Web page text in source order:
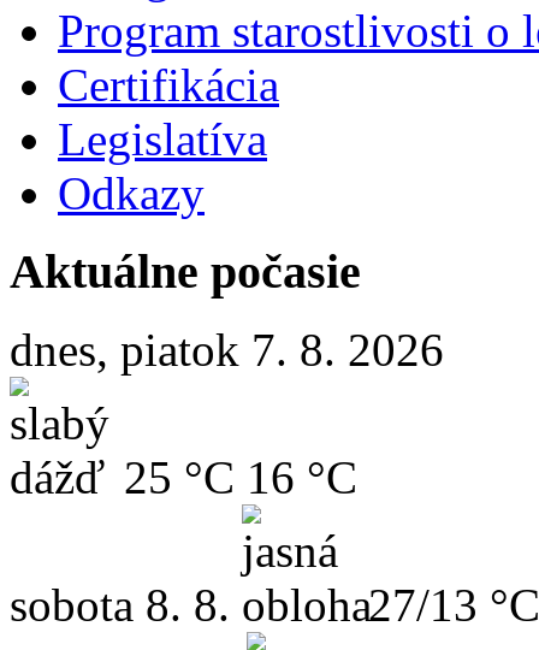
Program starostlivosti o
Certifikácia
Legislatíva
Odkazy
Aktuálne počasie
dnes, piatok 7. 8. 2026
25 °C 16 °C
sobota 8. 8.
27/13 °C